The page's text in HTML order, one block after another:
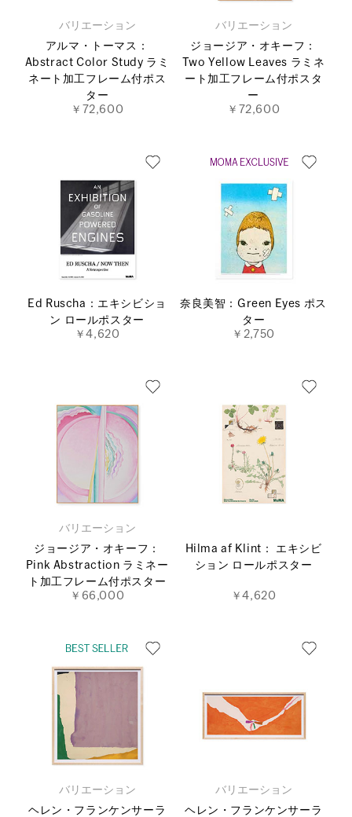
バリエーション
アルマ・トーマス：
Abstract Color Study ラミ
ネート加工フレーム付ポス
ター
￥72,600
バリエーション
ジョージア・オキーフ：
Two Yellow Leaves ラミネ
ート加工フレーム付ポスタ
ー
￥72,600
Ed Ruscha：エキシビショ
ン ロールポスター
￥4,620
奈良美智：Green Eyes ポス
ター
￥2,750
バリエーション
ジョージア・オキーフ：
Pink Abstraction ラミネー
ト加工フレーム付ポスター
￥66,000
Hilma af Klint： エキシビ
ション ロールポスター
￥4,620
バリエーション
ヘレン・フランケンサーラ
バリエーション
ヘレン・フランケンサーラ